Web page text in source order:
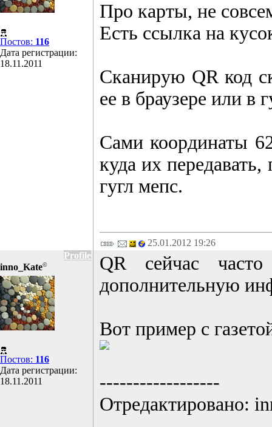
Постов: 116
Дата регистрации:
18.11.2011
Про карты, не
Есть ссылка на
Сканирую QR код
ее в браузере или в
Сами координаты
куда их
гугл мепс.
25.01.2012 19:26
Profile
inno_Kate©
Постов: 116
Дата регистрации:
18.11.2011
QR сейчас
дополнительную
Вот пример с
------------------
Отредактировано: